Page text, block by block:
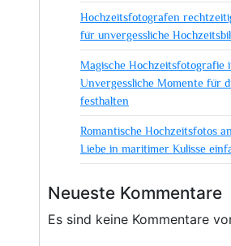
Hochzeitsfotografen
für unvergessliche
Magische Hochzeitsfotografie
Unvergessliche Momente für
festhalten
Romantische Hochzeitsfotos
Liebe in maritimer Kulisse
Neueste Kommentare
Es sind keine Kommentare